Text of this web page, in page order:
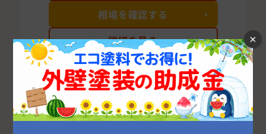
詳細を見る
相場を確認する
次の10件を表示する
×